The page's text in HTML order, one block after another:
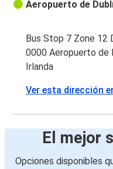
Aeropuerto de
Bus Stop 7 Zone 12
0000 Aeropuerto de
Irlanda
Ver esta dirección
El mejor
Opciones disponibles